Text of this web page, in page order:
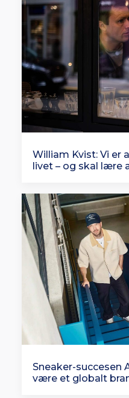
William Kvist: Vi er
livet – og skal lære
Sneaker-succesen
være et globalt